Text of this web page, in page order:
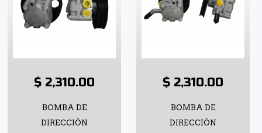
$ 2,310.00
BOMBA DE
DIRECCIÓN
$ 2,310.00
BOMBA DE
DIRECCIÓN